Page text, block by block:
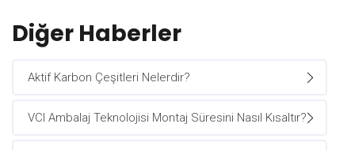
İletişim
Diğer Haberler
Aktif Karbon Çeşitleri Nelerdir?
VCI Ambalaj Teknolojisi Montaj Süresini Nasıl Kısaltır?